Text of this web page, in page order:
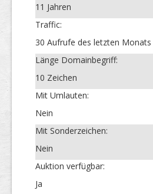
11 Jahren
Traffic:
30 Aufrufe des letzten Monats
Länge Domainbegriff:
10 Zeichen
Mit Umlauten:
Nein
Mit Sonderzeichen:
Nein
Auktion verfügbar:
Ja